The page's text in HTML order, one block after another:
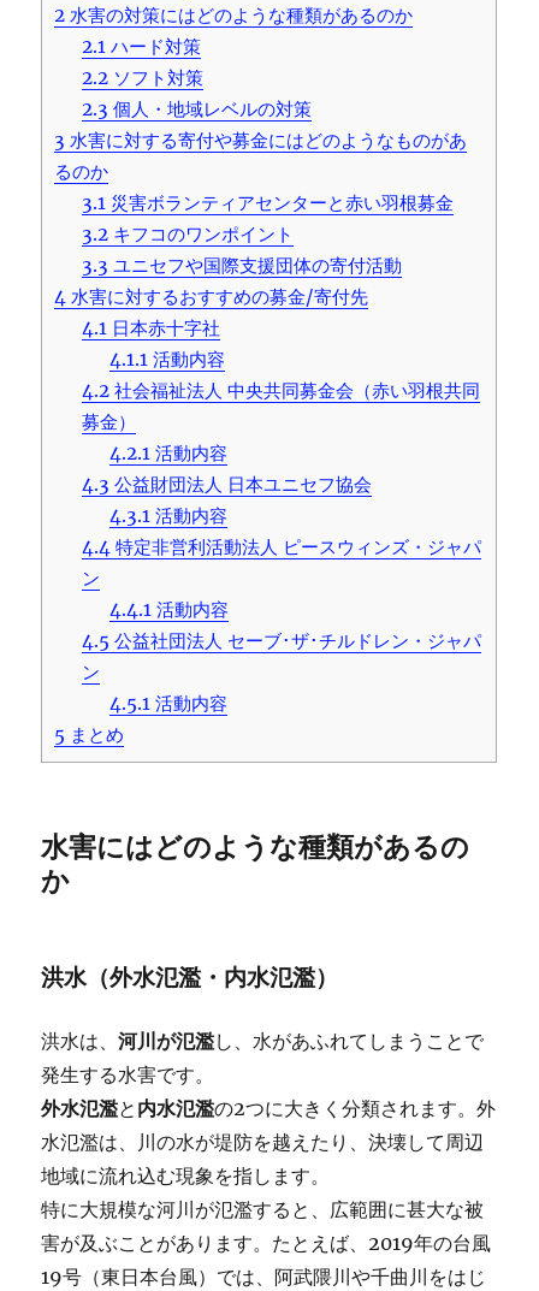
2 水害の対策にはどのような種類があるのか
2.1 ハード対策
2.2 ソフト対策
2.3 個人・地域レベルの対策
3 水害に対する寄付や募金にはどのようなものがあ
るのか
3.1 災害ボランティアセンターと赤い羽根募金
3.2 キフコのワンポイント
3.3 ユニセフや国際支援団体の寄付活動
4 水害に対するおすすめの募金/寄付先
4.1 日本赤十字社
4.1.1 活動内容
4.2 社会福祉法人 中央共同募金会（赤い羽根共同
募金）
4.2.1 活動内容
4.3 公益財団法人 日本ユニセフ協会
4.3.1 活動内容
4.4 特定非営利活動法人 ピースウィンズ・ジャパ
ン
4.4.1 活動内容
4.5 公益社団法人 セーブ･ザ･チルドレン・ジャパ
ン
4.5.1 活動内容
5 まとめ
水害にはどのような種類があるの
か
洪水（外水氾濫・内水氾濫）
洪水は、河川が氾濫し、水があふれてしまうことで
発生する水害です。
外水氾濫と 内水氾濫の2つに大きく分類されます。外
水氾濫は、川の水が堤防を越えたり、決壊して周辺
地域に流れ込む現象を指します。
特に大規模な河川が氾濫すると、広範囲に甚大な被
害が及ぶことがあります。たとえば、2019年の台風
19号（東日本台風）では、阿武隈川や千曲川をはじ